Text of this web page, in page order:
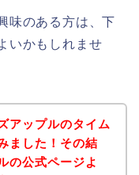
味のある方は、下
いかもしれませ
アップルのタイム
ました！その結
の公式ページよ